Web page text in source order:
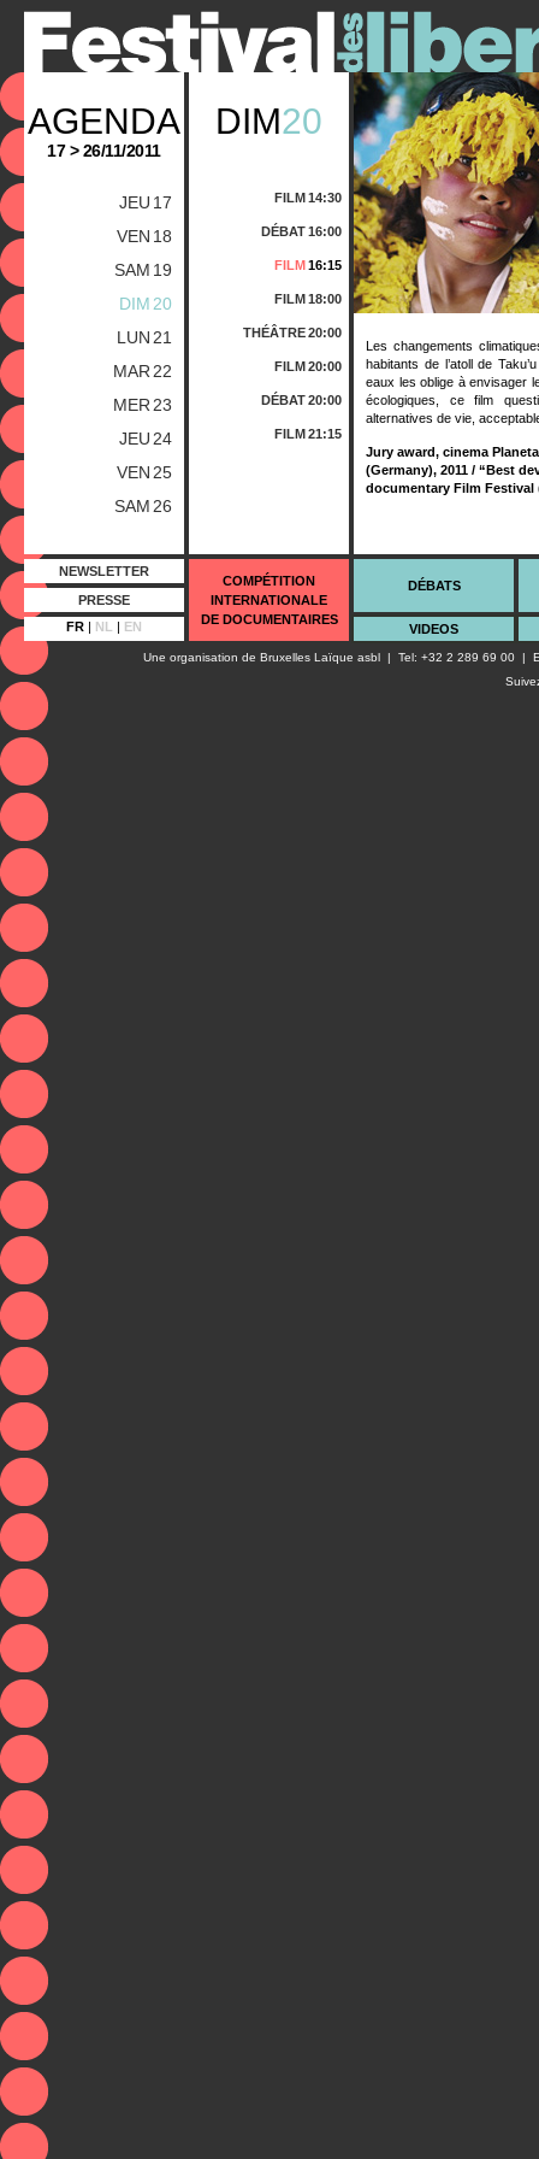
AGENDA
17 > 26/11/2011
JEU 17
VEN 18
SAM 19
DIM 20
LUN 21
MAR 22
MER 23
JEU 24
VEN 25
SAM 26
DIM20
FILM14:30
DÉBAT16:00
FILM16:15
FILM18:00
THÉÂTRE20:00
FILM20:00
DÉBAT20:00
FILM21:15
Les changements
habitants de l’atoll de
eaux les oblige à envisager
écologiques, ce film
alternatives de vie,
Jury award, cinema
(Germany), 2011 / “Best
documentary Film Festival
NEWSLETTER
PRESSE
FR | NL | EN
COMPÉTITION
INTERNATIONALE
DE DOCUMENTAIRES
DÉBATS
VIDEOS
Une organisation de Bruxelles Laïque asbl| Tel: +32 2 289 69 00 |